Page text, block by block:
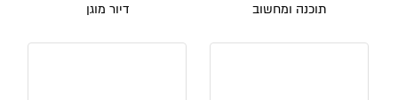
תוכנה ומחשוב דיור מוגן